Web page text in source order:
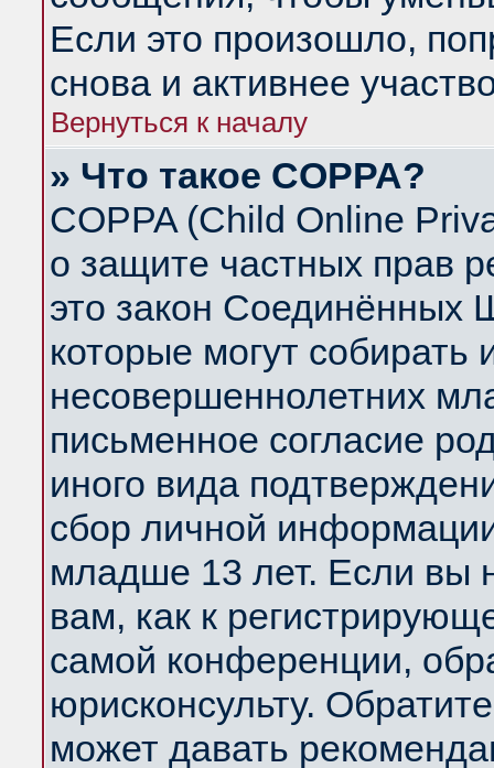
Если это произошло,
снова и активнее
Вернуться к началу
» Что такое COPPA?
COPPA (Child Online
о защите частных прав
это закон Соединённых
которые могут
несовершеннолетних
письменное согласие
иного вида
сбор личной
младше 13 лет. Если вы
вам, как к
самой конференции,
юрисконсульту.
может давать